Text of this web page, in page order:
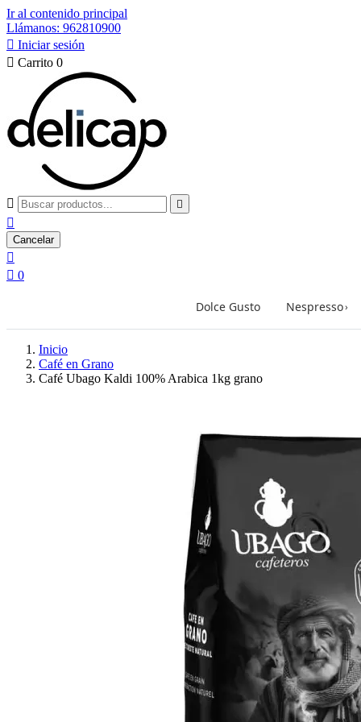
Ir al contenido principal
Llámanos: 962810900
 Iniciar sesión
 Carrito 0
 

Cancelar

 0
Dolce Gusto Nespresso›
Inicio
Café en Grano
Café Ubago Kaldi 100% Arabica 1kg grano